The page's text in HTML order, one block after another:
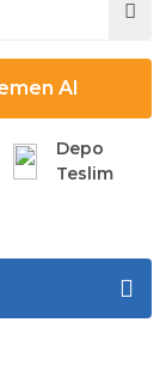
Al
Depo
Teslim